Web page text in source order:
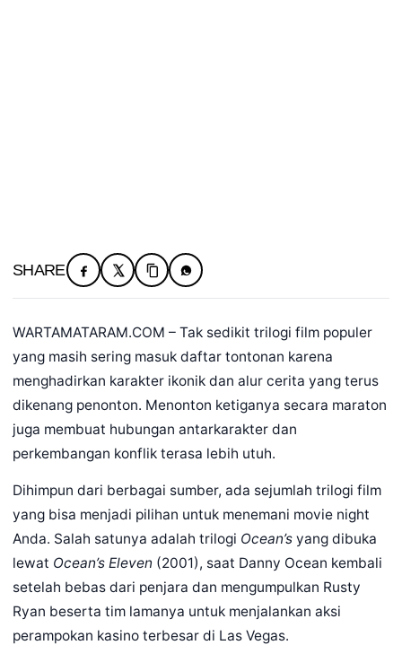
SHARE
WARTAMATARAM.COM – Tak sedikit trilogi film populer
yang masih sering masuk daftar tontonan karena
menghadirkan karakter ikonik dan alur cerita yang terus
dikenang penonton. Menonton ketiganya secara maraton
juga membuat hubungan antarkarakter dan
perkembangan konflik terasa lebih utuh.
Dihimpun dari berbagai sumber, ada sejumlah trilogi film
yang bisa menjadi pilihan untuk menemani movie night
Anda. Salah satunya adalah trilogi Ocean’s yang dibuka
lewat Ocean’s Eleven (2001), saat Danny Ocean kembali
setelah bebas dari penjara dan mengumpulkan Rusty
Ryan beserta tim lamanya untuk menjalankan aksi
perampokan kasino terbesar di Las Vegas.